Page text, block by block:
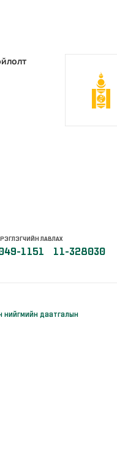
ЛАВЛАХ
1151 11-328030
нийгмийн даатгалын